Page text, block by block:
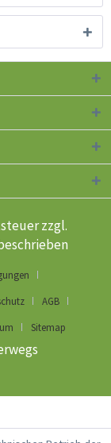
zzgl.
AGB
Sitemap